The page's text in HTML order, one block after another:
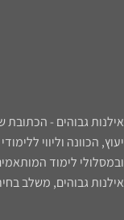
אילנות גבוהים -
יעוץ, הכוונה וליווי
ובמסלולי לימוד
אילנות גבוהים, משלב